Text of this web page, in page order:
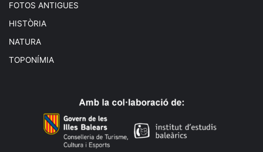
FOTOS ANTIGUES
HISTÒRIA
NATURA
TOPONÍMIA